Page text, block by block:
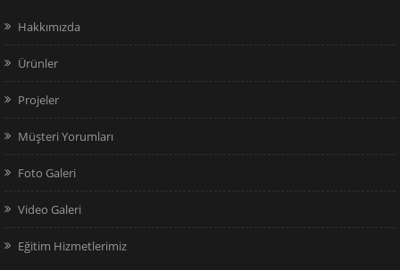
Hakkımızda
Ürünler
Projeler
Müşteri Yorumları
Foto Galeri
Video Galeri
Eğitim Hizmetlerimiz